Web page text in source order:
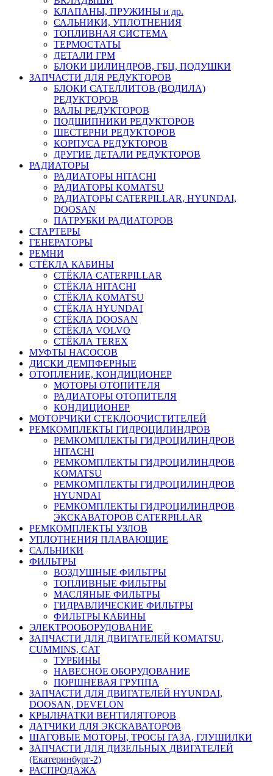
КЛАПАНЫ, ПРУЖИНЫ и др.
САЛЬНИКИ, УПЛОТНЕНИЯ
ТОПЛИВНАЯ СИСТЕМА
ТЕРМОСТАТЫ
ДЕТАЛИ ГРМ
БЛОКИ ЦИЛИНДРОВ, ГБЦ, ПОДУШКИ
ЗАПЧАСТИ ДЛЯ РЕДУКТОРОВ
БЛОКИ САТЕЛЛИТОВ (ВОДИЛА)
РЕДУКТОРОВ
ВАЛЫ РЕДУКТОРОВ
ПОДШИПНИКИ РЕДУКТОРОВ
ШЕСТЕРНИ РЕДУКТОРОВ
КОРПУСА РЕДУКТОРОВ
ДРУГИЕ ДЕТАЛИ РЕДУКТОРОВ
РАДИАТОРЫ
РАДИАТОРЫ HITACHI
РАДИАТОРЫ KOMATSU
РАДИАТОРЫ CATERPILLAR, HYUNDAI,
DOOSAN
ПАТРУБКИ РАДИАТОРОВ
СТАРТЕРЫ
ГЕНЕРАТОРЫ
РЕМНИ
СТЁКЛА КАБИНЫ
СТЁКЛА CATERPILLAR
СТЁКЛА HITACHI
СТЁКЛА KOMATSU
СТЁКЛА HYUNDAI
СТЁКЛА DOOSAN
СТЁКЛА VOLVO
СТЁКЛА TEREX
МУФТЫ НАСОСОВ
ДИСКИ ДЕМПФЕРНЫЕ
ОТОПЛЕНИЕ, КОНДИЦИОНЕР
МОТОРЫ ОТОПИТЕЛЯ
РАДИАТОРЫ ОТОПИТЕЛЯ
КОНДИЦИОНЕР
МОТОРЧИКИ СТЕКЛООЧИСТИТЕЛЕЙ
РЕМКОМПЛЕКТЫ ГИДРОЦИЛИНДРОВ
РЕМКОМПЛЕКТЫ ГИДРОЦИЛИНДРОВ
HITACHI
РЕМКОМПЛЕКТЫ ГИДРОЦИЛИНДРОВ
KOMATSU
РЕМКОМПЛЕКТЫ ГИДРОЦИЛИНДРОВ
HYUNDAI
РЕМКОМПЛЕКТЫ ГИДРОЦИЛИНДРОВ
ЭКСКАВАТОРОВ CATERPILLAR
РЕМКОМПЛЕКТЫ УЗЛОВ
УПЛОТНЕНИЯ ПЛАВАЮЩИЕ
САЛЬНИКИ
ФИЛЬТРЫ
ВОЗДУШНЫЕ ФИЛЬТРЫ
ТОПЛИВНЫЕ ФИЛЬТРЫ
МАСЛЯНЫЕ ФИЛЬТРЫ
ГИДРАВЛИЧЕСКИЕ ФИЛЬТРЫ
ФИЛЬТРЫ КАБИНЫ
ЭЛЕКТРООБОРУДОВАНИЕ
ЗАПЧАСТИ ДЛЯ ДВИГАТЕЛЕЙ KOMATSU,
CUMMINS, CAT
ТУРБИНЫ
НАВЕСНОЕ ОБОРУДОВАНИЕ
ПОРШНЕВАЯ ГРУППА
ЗАПЧАСТИ ДЛЯ ДВИГАТЕЛЕЙ HYUNDAI,
DOOSAN, DEVELON
КРЫЛЬЧАТКИ ВЕНТИЛЯТОРОВ
ДАТЧИКИ ДЛЯ ЭКСКАВАТОРОВ
ШАГОВЫЕ МОТОРЫ, ТРОСЫ ГАЗА, ГЛУШИЛКИ
ЗАПЧАСТИ ДЛЯ ДИЗЕЛЬНЫХ ДВИГАТЕЛЕЙ
(Екатеринбург-2)
РАСПРОДАЖА